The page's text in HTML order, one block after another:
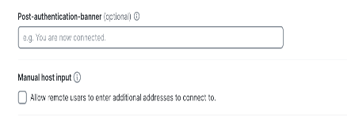
の
自
動
続
有